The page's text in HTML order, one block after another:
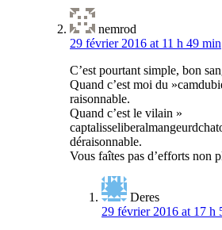
nemrod
29 février 2016 at 11 h 49 min
C’est pourtant simple, bon
Quand c’est moi du
raisonnable.
Quand c’est le vilain »
déraisonnable.
Vous faîtes pas d’efforts non
Deres
29 février 2016 at 17 h